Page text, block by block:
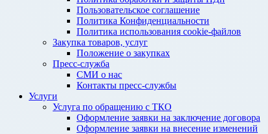
Пользовательское соглашение
Политика Конфиденциальности
Политика использования cookie-файлов
Закупка товаров, услуг
Положение о закупках
Пресс-служба
СМИ о нас
Контакты пресс-службы
Услуги
Услуга по обращению с ТКО
Оформление заявки на заключение договора
Оформление заявки на внесение изменений